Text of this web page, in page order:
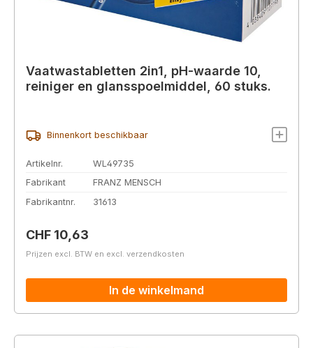
Vaatwastabletten 2in1, pH-waarde 10,
reiniger en glansspoelmiddel, 60 stuks.
Binnenkort beschikbaar
Artikelnr.
WL49735
Fabrikant
FRANZ MENSCH
Fabrikantnr.
31613
Normale prijs:
CHF 10,63
Prijzen excl. BTW en excl. verzendkosten
In de winkelmand